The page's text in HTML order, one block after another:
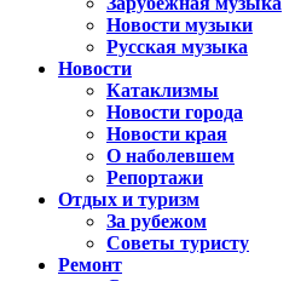
Новости музыки
Русская музыка
Новости
Катаклизмы
Новости города
Новости края
О наболевшем
Репортажи
Отдых и туризм
За рубежом
Советы туристу
Ремонт